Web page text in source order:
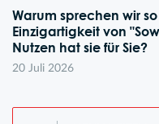
Warum sprechen wir
Einzigartigkeit von
Nutzen hat sie für Sie?
20 Juli 2026